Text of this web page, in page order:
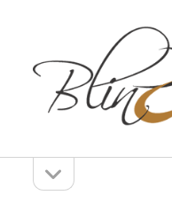
Seitenleiste
öffnen